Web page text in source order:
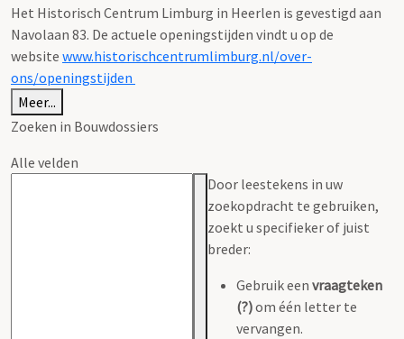
Het Historisch Centrum Limburg in Heerlen is gevestigd aan
Navolaan 83. De actuele openingstijden vindt u op de
website www.historischcentrumlimburg.nl/over-
ons/openingstijden
Meer...
Zoeken in Bouwdossiers
Alle velden
Door leestekens in uw
zoekopdracht te gebruiken,
zoekt u specifieker of juist
breder:
Gebruik een vraagteken
(?)om één letter te
vervangen.